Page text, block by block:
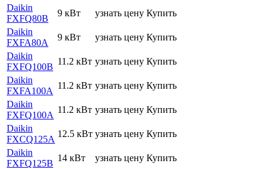
Daikin
FXFQ80B
9 кВт узнать цену Купить
Daikin
FXFA80A
9 кВт узнать цену Купить
Daikin
FXFQ100B
11.2 кВт узнать цену Купить
Daikin
FXFA100A
11.2 кВт узнать цену Купить
Daikin
FXFQ100A
11.2 кВт узнать цену Купить
Daikin
FXCQ125A
12.5 кВт узнать цену Купить
Daikin
FXFQ125B
14 кВт узнать цену Купить